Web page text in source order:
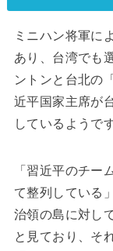
ミニハン将軍に
あり、台湾でも
ントンと台北の
近平国家主席が
しているようです
「習近平のチー
て整列している
治領の島に対し
と見ており、そ